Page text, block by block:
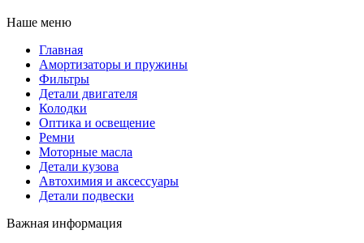
Наше меню
Главная
Амортизаторы и пружины
Фильтры
Детали двигателя
Колодки
Оптика и освещение
Ремни
Моторные масла
Детали кузова
Автохимия и аксессуары
Детали подвески
Важная информация